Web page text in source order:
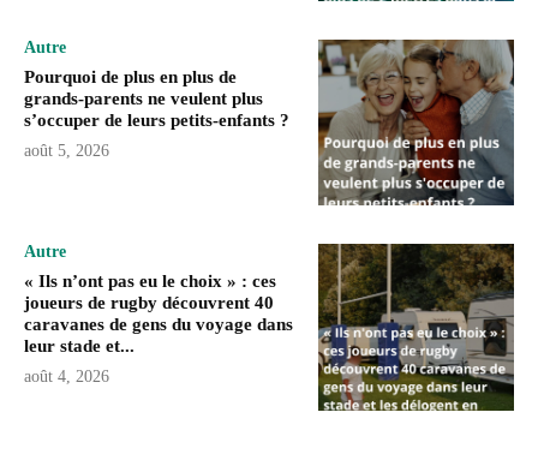
Autre
Pourquoi de plus en plus de
grands-parents ne veulent plus
s’occuper de leurs petits-enfants ?
août 5, 2026
Autre
« Ils n’ont pas eu le choix » : ces
joueurs de rugby découvrent 40
caravanes de gens du voyage dans
leur stade et...
août 4, 2026